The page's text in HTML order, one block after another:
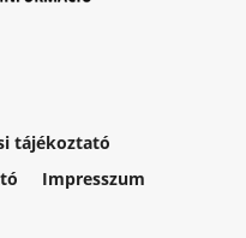
tájékoztató
Impresszum